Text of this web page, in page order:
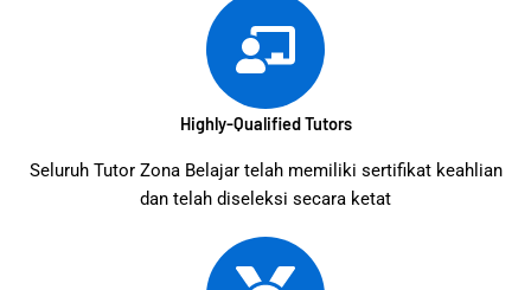
Highly-Qualified Tutors
Seluruh Tutor Zona Belajar telah memiliki sertifikat keahlian
dan telah diseleksi secara ketat